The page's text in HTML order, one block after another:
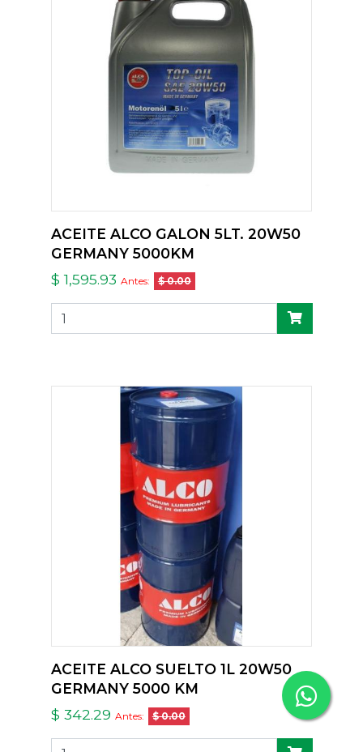
ACEITE ALCO GALON 5LT. 20W50
GERMANY 5000KM
$ 1,595.93 Antes: $ 0.00
ACEITE ALCO SUELTO 1L 20W50
GERMANY 5000 KM
$ 342.29 Antes: $ 0.00